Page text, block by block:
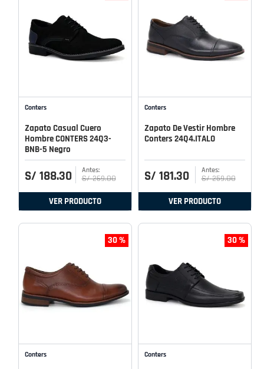
Conters
Zapato Casual Cuero
Hombre CONTERS 24Q3-
BNB-5 Negro
S/ 188.30 S/ 269.00
VER PRODUCTO
Conters
Zapato De Vestir Hombre
Conters 24Q4.ITALO
S/ 181.30 S/ 259.00
VER PRODUCTO
30 %
Conters
30 %
Conters